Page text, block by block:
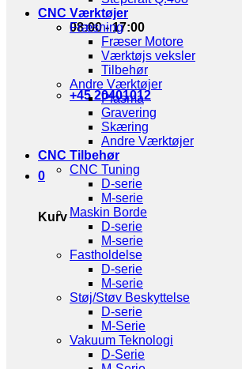
08:00 - 17:00
+45 20401012
0
Kurv
CNC Værktøjer
Fræsning
Fræser Motore
Værktøjs veksler
Tilbehør
Andre Værktøjer
Plasma
Gravering
Skæring
Andre Værktøjer
CNC Tilbehør
CNC Tuning
D-serie
M-serie
Maskin Borde
D-serie
M-serie
Fastholdelse
D-serie
M-serie
Støj/Støv Beskyttelse
D-serie
M-Serie
Vakuum Teknologi
D-Serie